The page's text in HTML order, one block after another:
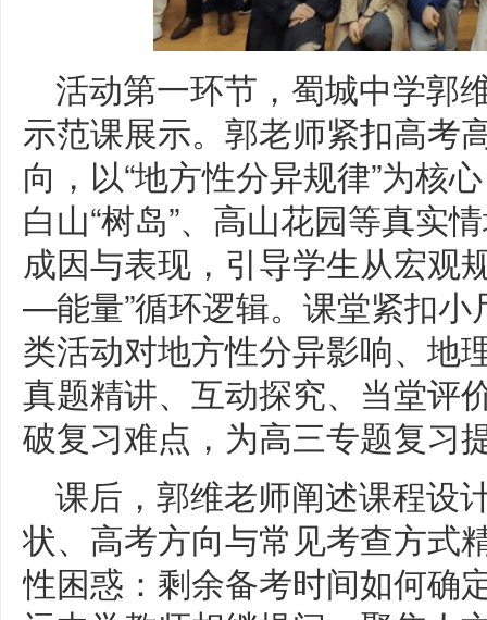
活动第一环节，蜀城中学郭
示范课展示。郭老师紧扣高考
向，以“地方性分异规律”为核
白山“树岛”、高山花园等真实
成因与表现，引导学生从宏观
—能量”循环逻辑。课堂紧扣
类活动对地方性分异影响、地
真题精讲、互动探究、当堂评
破复习难点，为高三专题复习
课后，郭维老师阐述课程设
状、高考方向与常见考查方式
性困惑：剩余备考时间如何确